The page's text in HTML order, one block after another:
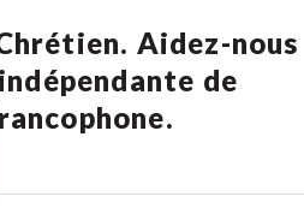
Aidez-nous
de